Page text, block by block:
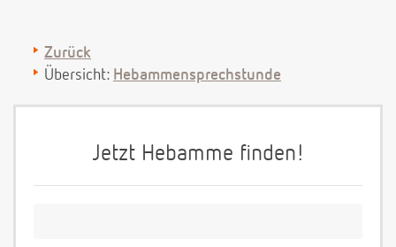
Zurück
Übersicht: Hebammensprechstunde
Jetzt Hebamme finden!